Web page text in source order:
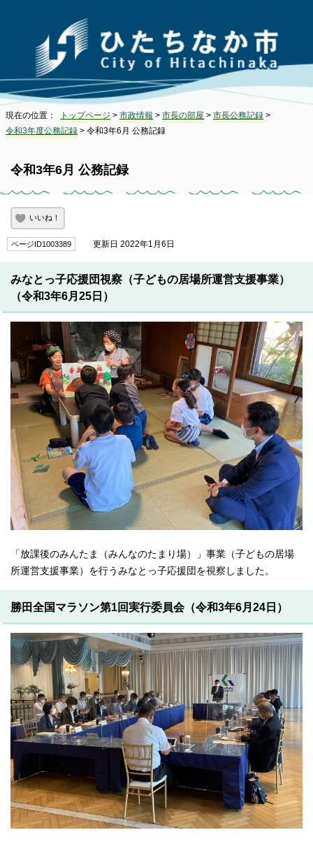
現在の位置： トップページ > 市政情報 > 市長の部屋 > 市長公務記録 >
令和3年度公務記録 > 令和3年6月 公務記録
令和3年6月 公務記録
いいね！
ページID1003389 更新日 2022年1月6日
みなとっ子応援団視察（子どもの居場所運営支援事業）
（令和3年6月25日）
「放課後のみんたま（みんなのたまり場）」事業（子どもの居場
所運営支援事業）を行うみなとっ子応援団を視察しました。
勝田全国マラソン第1回実行委員会（令和3年6月24日）